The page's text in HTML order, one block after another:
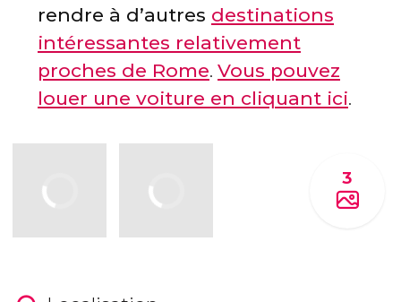
rendre à d’autres destinations
intéressantes relativement
proches de Rome. Vous pouvez
louer une voiture en cliquant ici.
3